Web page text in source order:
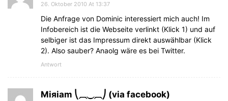
26. Oktober 2010 At 13:37
Die Anfrage von Dominic interessiert mich auch! Im
Infobereich ist die Webseite verlinkt (Klick 1) und auf
selbiger ist das Impressum direkt auswählbar (Klick
2). Also sauber? Anaolg wäre es bei Twitter.
Antwort
Miяiam ⎝⏠⏝⏠⎠ (via facebook)